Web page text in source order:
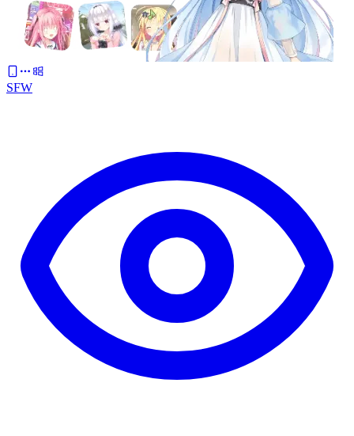
SFW